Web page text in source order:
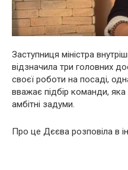
Заступниця міністра
відзначила три головних
своєї роботи на посаді,
вважає підбір команди,
амбітні задуми.
Про це Дєєва розповіла в